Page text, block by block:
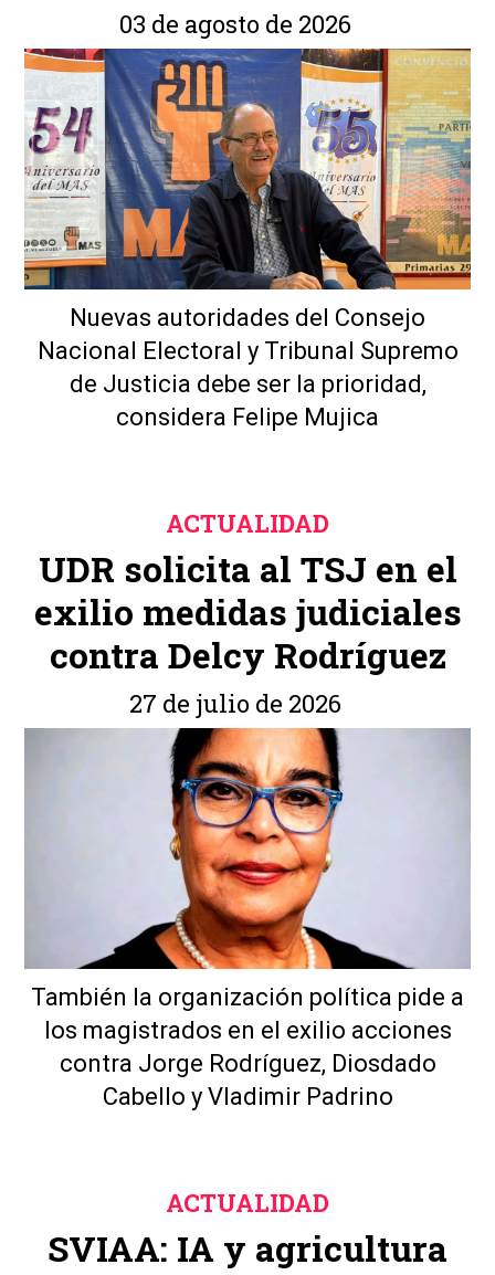
03 de agosto de 2026
Nuevas autoridades del Consejo
Nacional Electoral y Tribunal Supremo
de Justicia debe ser la prioridad,
considera Felipe Mujica
UDR solicita al TSJ en el
exilio medidas judiciales
contra Delcy Rodríguez
ACTUALIDAD
27 de julio de 2026
También la organización política pide a
los magistrados en el exilio acciones
contra Jorge Rodríguez, Diosdado
Cabello y Vladimir Padrino
SVIAA: IA y agricultura
ACTUALIDAD